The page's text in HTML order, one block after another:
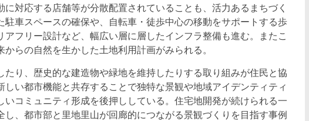
対応する店舗等が分散配置されていることも、活力あるまちづく
駐車スペースの確保や、自転車・徒歩中心の移動をサポートする歩
フリー設計など、幅広い層に層したインフラ整備も進む。またこ
らの自然を生かした土地利用計画がみられる。
り、歴史的な建造物や緑地を維持したりする取り組みが住民と協
い都市機能と共存することで独特な景観や地域アイデンティティ
コミュニティ形成を後押ししている。住宅地開発が続けられる一
、都市部と里地里山が回廊的につながる景観づくりを目指す事例